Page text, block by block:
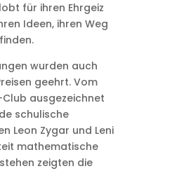
für ihren Ehrgeiz
Ideen, ihren Weg
wurden auch
geehrt. Vom
ausgezeichnet
schulische
Leon Zygar und Leni
mathematische
zeigten die